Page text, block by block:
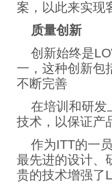
案，以此来实现
质量创新
创新始终是
一，这种创新包
不断完善
在培训和研发
技术，以保证产
作为ITT的一
最先进的设计、
贵的技术增强了